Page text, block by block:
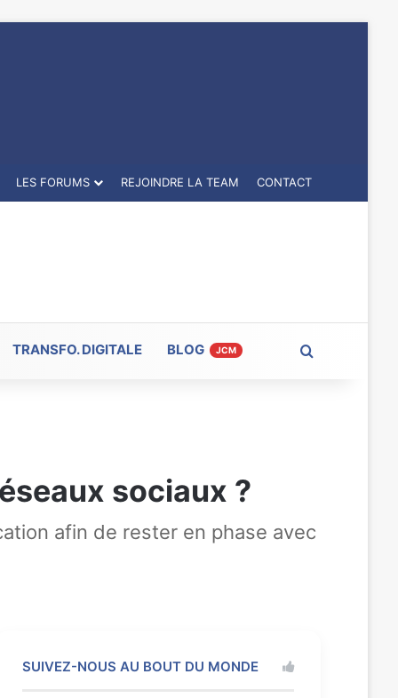
LES FORUMS REJOINDRE LA TEAM CONTACT
TRANSFO. DIGITALE BLOG JCM
sociaux ?
afin de rester en phase avec
SUIVEZ-NOUS AU BOUT DU MONDE